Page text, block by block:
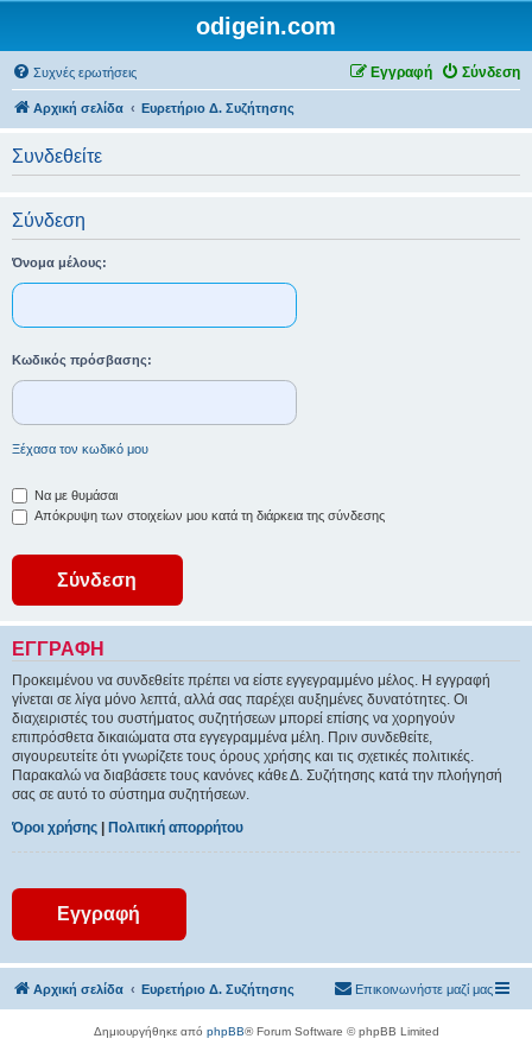
odigein.com
Συχνές ερωτήσεις Σύνδεση
Εγγραφή
Αρχική σελίδα Ευρετήριο Δ. Συζήτησης
Συνδεθείτε
Σύνδεση
Όνομα μέλους:
Κωδικός πρόσβασης:
Ξέχασα τον κωδικό μου
Να με θυμάσαι
Απόκρυψη των στοιχείων μου κατά τη διάρκεια της σύνδεσης
ΕΓΓΡΑΦΉ
Προκειμένου να συνδεθείτε πρέπει να είστε εγγεγραμμένο μέλος. Η εγγραφή
γίνεται σε λίγα μόνο λεπτά, αλλά σας παρέχει αυξημένες δυνατότητες. Οι
διαχειριστές του συστήματος συζητήσεων μπορεί επίσης να χορηγούν
επιπρόσθετα δικαιώματα στα εγγεγραμμένα μέλη. Πριν συνδεθείτε,
σιγουρευτείτε ότι γνωρίζετε τους όρους χρήσης και τις σχετικές πολιτικές.
Παρακαλώ να διαβάσετε τους κανόνες κάθε Δ. Συζήτησης κατά την πλοήγησή
σας σε αυτό το σύστημα συζητήσεων.
Όροι χρήσης
Πολιτική απορρήτου
Εγγραφή
Αρχική σελίδα Ευρετήριο Δ. Συζήτησης Επικοινωνήστε μαζί μας
Δημιουργήθηκε από phpBB® Forum Software © phpBB Limited